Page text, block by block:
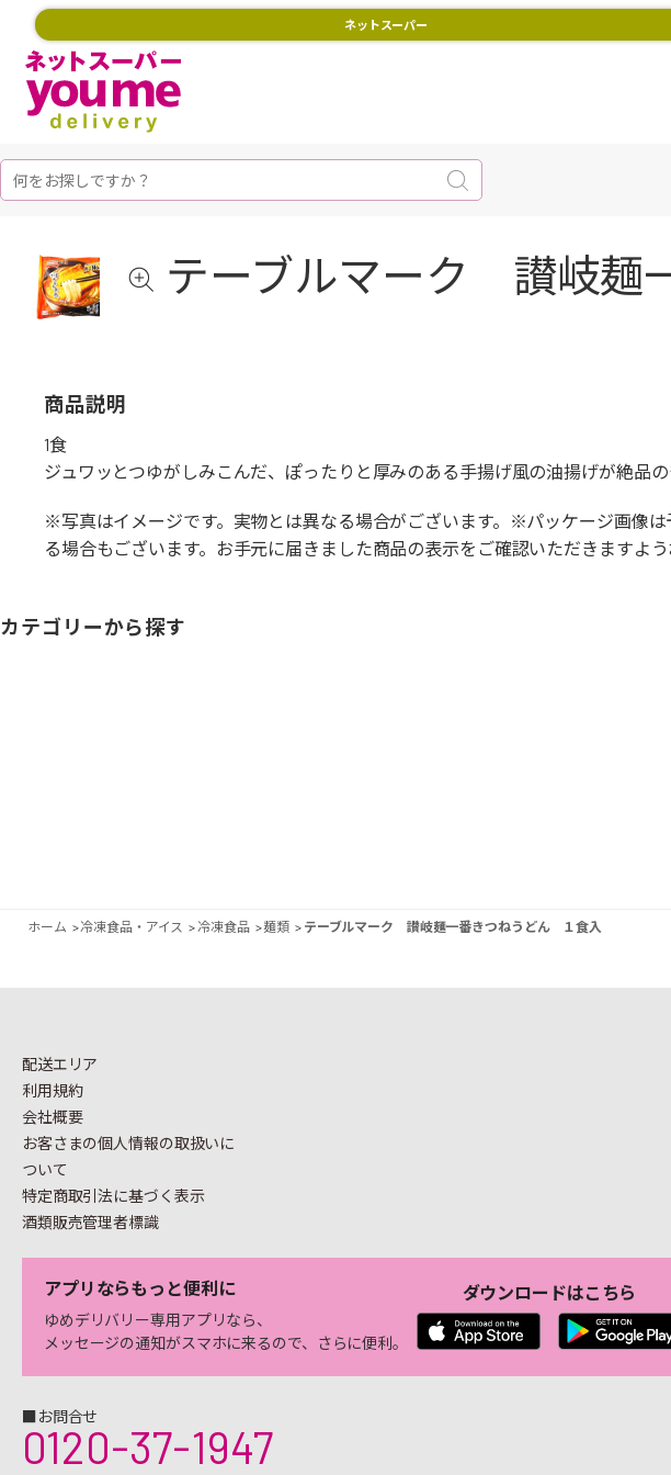
ネットスーパー
テーブルマーク 讃岐麺
商品説明
1食
ジュワッとつゆがしみこんだ、ぽったりと厚みのある手揚げ風の油揚げが絶品
※写真はイメージです。実物とは異なる場合がございます。※パッケージ画像
る場合もございます。お手元に届きました商品の表示をご確認いただきますよう
カテゴリーから探す
ホーム >冷凍食品・アイス > 冷凍食品 >麺類 > テーブルマーク 讃岐麺一番きつねうどん １食入
配送エリア
利用規約
会社概要
お客さまの個人情報の取扱いに
ついて
特定商取引法に基づく表示
酒類販売管理者標識
アプリならもっと便利に
ゆめデリバリー専用アプリなら、
メッセージの通知がスマホに来るので、さらに便利。
ダウンロードはこちら
■お問合せ
0120-37-1947